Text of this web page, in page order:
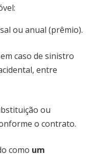
ou anual (prêmio).
caso de sinistro
entre
ou
o contrato.
como um